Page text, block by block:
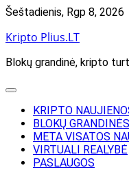
Skip
content
Šeštadienis, Rgp 8, 2026
Kripto Plius.LT
Blokų grandinė, kripto
KRIPTO
BLOKŲ
META VISATOS
VIRTUALI REALYBĖ
PASLAUGOS